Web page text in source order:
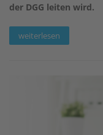
der DGG leiten wird.
weiterlesen